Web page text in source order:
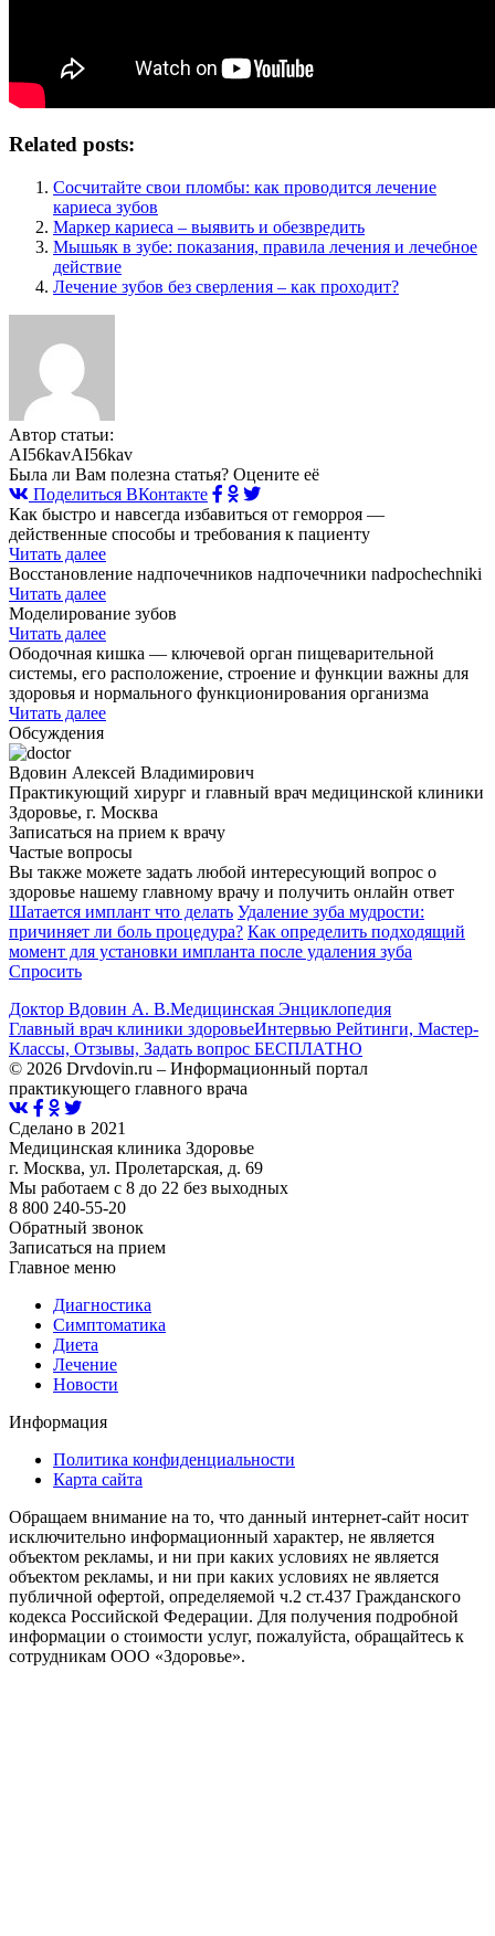
Related posts:
Сосчитайте свои пломбы: как проводится лечение
кариеса зубов
Маркер кариеса – выявить и обезвредить
Мышьяк в зубе: показания, правила лечения и лечебное
действие
Лечение зубов без сверления – как проходит?
Автор статьи:
AI56kavAI56kav
Была ли Вам полезна статья? Оцените её
Поделиться ВКонтакте
Как быстро и навсегда избавиться от геморроя —
действенные способы и требования к пациенту
Читать далее
Восстановление надпочечников надпочечники nadpochechniki
Читать далее
Моделирование зубов
Читать далее
Ободочная кишка — ключевой орган пищеварительной
системы, его расположение, строение и функции важны для
здоровья и нормального функционирования организма
Читать далее
Обсуждения
Вдовин Алексей Владимирович
Практикующий хирург и главный врач медицинской клиники
Здоровье, г. Москва
Записаться на прием к врачу
Частые вопросы
Вы также можете задать любой интересующий вопрос о
здоровье нашему главному врачу и получить онлайн ответ
Шатается имплант что делать Удаление зуба мудрости:
причиняет ли боль процедура? Как определить подходящий
момент для установки импланта после удаления зуба
Спросить
Доктор Вдовин А. В.Медицинская Энциклопедия
Главный врач клиники здоровьеИнтервью Рейтинги, Мастер-
Классы, Отзывы, Задать вопрос БЕСПЛАТНО
© 2026 Drvdovin.ru – Информационный портал
практикующего главного врача
Сделано в 2021
Медицинская клиника Здоровье
г. Москва, ул. Пролетарская, д. 69
Мы работаем с 8 до 22 без выходных
8 800 240-55-20
Обратный звонок
Записаться на прием
Главное меню
Диагностика
Cимптоматика
Диета
Лечение
Новости
Информация
Политика конфиденциальности
Карта сайта
Обращаем внимание на то, что данный интернет-сайт носит
исключительно информационный характер, не является
объектом рекламы, и ни при каких условиях не является
объектом рекламы, и ни при каких условиях не является
публичной офертой, определяемой ч.2 ст.437 Гражданского
кодекса Российской Федерации. Для получения подробной
информации о стоимости услуг, пожалуйста, обращайтесь к
сотрудникам ООО «Здоровье».